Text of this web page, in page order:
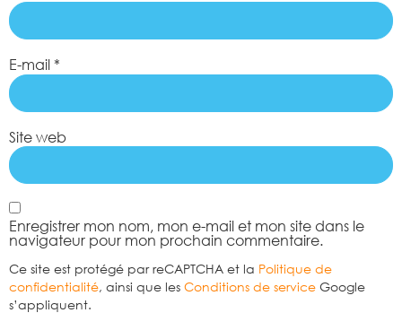
E-mail *
Site web
Enregistrer mon nom, mon e-mail et mon site dans le
navigateur pour mon prochain commentaire.
Ce site est protégé par reCAPTCHA et la Politique de
confidentialité, ainsi que les Conditions de service Google
s’appliquent.